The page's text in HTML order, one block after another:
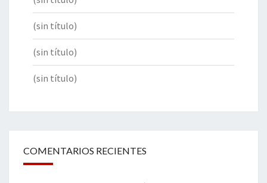
(sin título)
(sin título)
(sin título)
COMENTARIOS RECIENTES